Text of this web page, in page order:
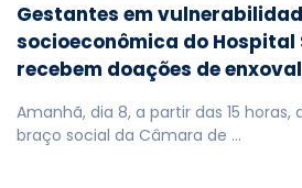
Gestantes em
socioeconômica do Hospital
recebem doações de enxoval
Amanhã, dia 8, a partir das 15 horas,
braço social da Câmara de …